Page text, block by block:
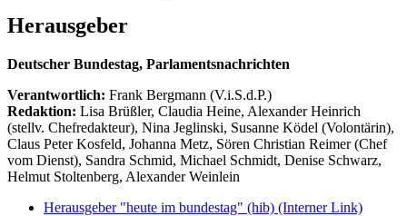
Herausgeber
Deutscher Bundestag, Parlamentsnachrichten
Verantwortlich: Frank Bergmann (V.i.S.d.P.)
Redaktion: Lisa Brüßler, Claudia Heine, Alexander Heinrich
(stellv. Chefredakteur), Nina Jeglinski, Susanne Ködel (Volontärin),
Claus Peter Kosfeld, Johanna Metz, Sören Christian Reimer (Chef
vom Dienst), Sandra Schmid, Michael Schmidt, Denise Schwarz,
Helmut Stoltenberg, Alexander Weinlein
Herausgeber "heute im bundestag" (hib) (Interner Link)